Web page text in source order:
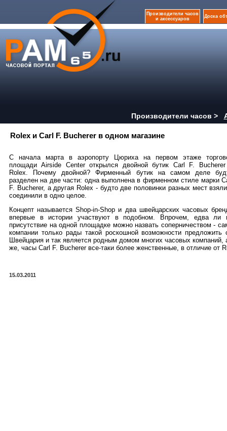
Производители часов
и аксессуаров
Доска
Производители часов >
Rolex и Carl F. Bucherer в одном магазине
С начала марта в аэропорту Цюриха на первом этаже
площади Airside Center открылся двойной бутик Carl F.
Rolex. Почему двойной? Фирменный бутик на самом деле
разделен на две части: одна выполнена в фирменном стиле марки
F. Bucherer, а другая Rolex - будто две половинки разных мест
соединили в одно целое.
Концепт называется Shop-in-Shop и два швейцарских часовых
впервые в истории участвуют в подобном. Впрочем, едва ли
присутствие на одной площадке можно назвать соперничеством -
компании только рады такой роскошной возможности
Швейцария и так является родным домом многих часовых
же, часы Carl F. Bucherer все-таки более женственные, в отличие от
15.03.2011